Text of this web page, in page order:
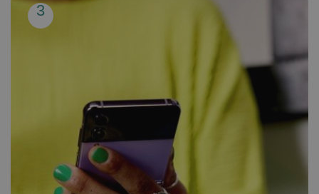
Step:
3